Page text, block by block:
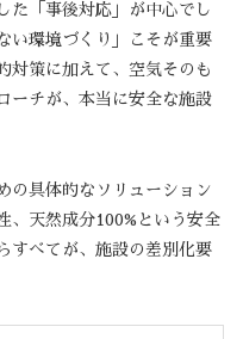
た「事後対応」が中心でし
い環境づくり」こそが重要
対策に加えて、空気そのも
ーチが、本当に安全な施設
の具体的なソリューション
、天然成分100%という安全
すべてが、施設の差別化要